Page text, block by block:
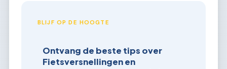
BLIJF OP DE HOOGTE
Ontvang de beste tips over
Fietsversnellingen en